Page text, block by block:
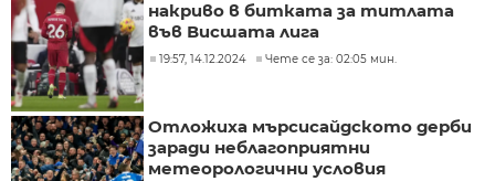
накриво в битката за титлата
във Висшата лига
19:57, 14.12.2024 Чете се за: 02:05 мин.
Отложиха мърсисайдското дерби
заради неблагоприятни
метеорологични условия